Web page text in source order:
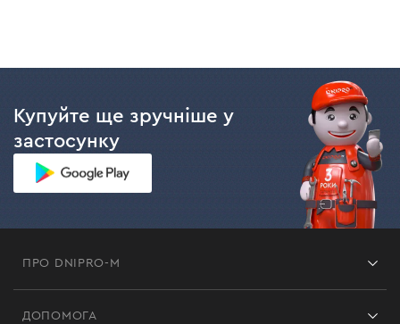
Купуйте ще зручніше у
застосунку
ПРО DNIPRO-M
ДОПОМОГА